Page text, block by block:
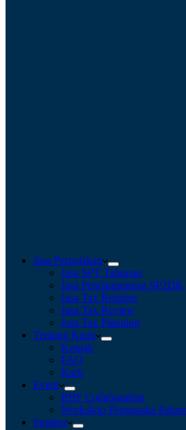
Jasa Perpajakan
Jasa SPT Tahunan
Jasa Pendampingan SP2DK
Jasa Tax Retainer
Jasa Tax Review
Jasa Tax Planning
Tentang Kami
Kontak
FAQ
Karir
Event
BBF Collaboration
Workshop Pengusaha
Sumber